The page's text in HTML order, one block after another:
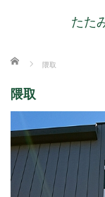
たた
ホーム 隈取
隈取